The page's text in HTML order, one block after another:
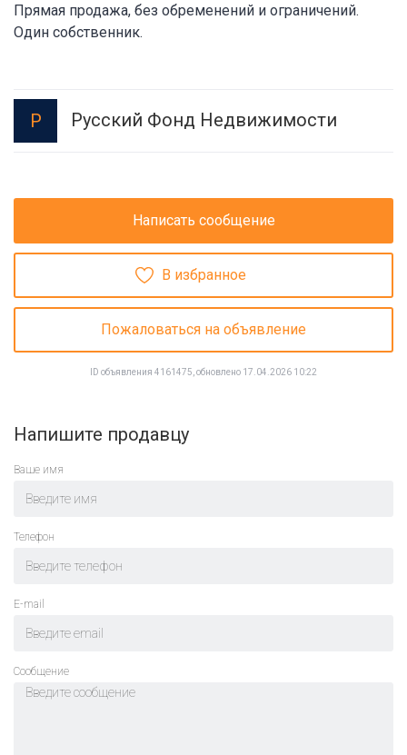
Прямая продажа, без обременений и ограничений.
Один собственник.
Р Русский Фонд Недвижимости
Написать сообщение
В избранное
Пожаловаться на объявление
ID объявления 4161475, обновлено 17.04.2026 10:22
Напишите продавцу
Ваше имя
Телефон
E-mail
Cообщение